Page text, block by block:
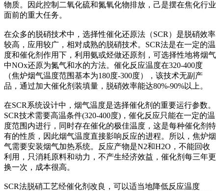
物质。因此控制二氧化硫和氮氧化物排放，己是摆在焦化行业
面前的重大任务。
在众多的脱硝技术中，选择性催化还原法（SCR）是脱硝效率
较高，应用较广，相对成熟的脱硝技术。SCR法是在一定的温
度和催化剂作用下，利用氨或烃做还原剂，可选择性地将烟气
中NOx还原为氮气和水的方法。催化反应温度在320-400度
（焦炉烟气温度范围基本为180度-300度），该技术无副产
品，通过加大催化剂装填量，脱硝效率能达80%-90%以上。
在SCR系统设计中，烟气温度是选择催化剂的重要运行参数。
SCR技术需要高温条件(320-400度)，催化反应只能在一定的温
度范围内进行，同时存在催化的极佳温度，这是每种催化剂特
有的性质，因此烟气温度直接影响反应的进程。所以，焦炉烟
气需要安装烟气加热系统。反应产物是N2和H2O，不能回收
利用，只消耗原料和动力，不产生经济效益，催化剂每三年更
换一次，成本很高。
SCR法脱硝工艺经催化剂改良，可以适当地降低反应温度